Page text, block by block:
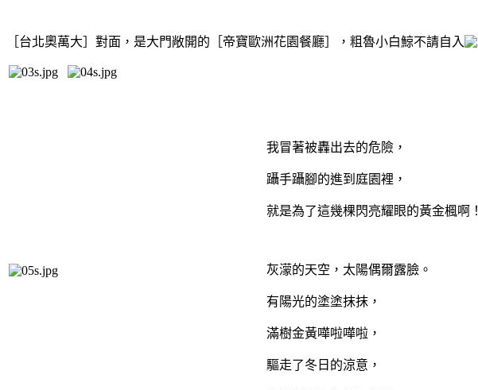
［台北奧萬大］對面，是大門敞開的［帝寶歐洲花園餐廳］，粗魯小白鯨不請自入
我冒著被轟出去的危險，
躡手躡腳的進到庭園裡，
就是為了這幾棵閃亮耀眼的黃金楓啊！
灰濛的天空，太陽偶爾露臉。
有陽光的塗塗抹抹，
滿樹金黃嘩啦嘩啦，
驅走了冬日的涼意，